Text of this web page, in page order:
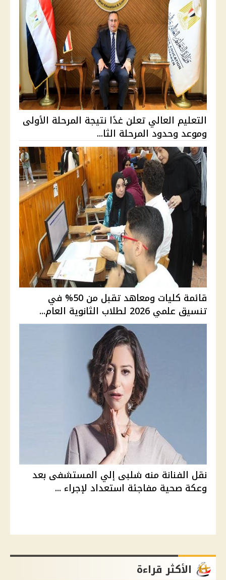
التعليم العالي تعلن غدًا نتيجة المرحلة الأولى
وموعد وحدود المرحلة الثا...
قائمة كليات ومعاهد تقبل من 50% في
تنسيق علمي 2026 لطلاب الثانوية العام...
نقل الفنانة منه شلبى إلي المستشفى بعد
وعكة صحية مفاجئة استعداد لإجراء ...
الأكثر قراءة